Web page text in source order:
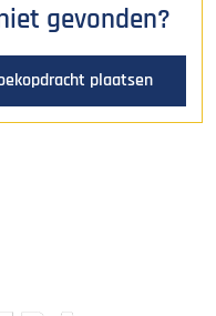
gevonden?
plaatsen